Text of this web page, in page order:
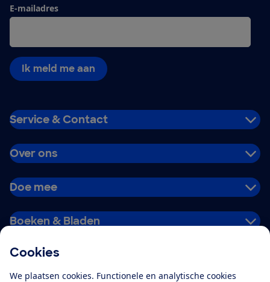
Cookies
We plaatsen cookies. Functionele en analytische cookies
E-mailadres
Ik meld me aan
Service & Contact
Over ons
Doe mee
Boeken & Bladen